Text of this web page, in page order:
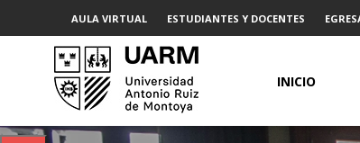
AULA VIRTUAL ESTUDIANTES Y DOCENTES
INICIO